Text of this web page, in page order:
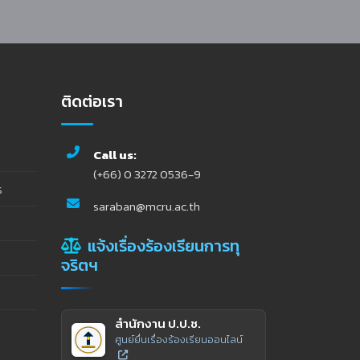
ติดต่อเรา
Call us:
(+66) 0 3272 0536-9
saraban@mcru.ac.th
แจ้งเรื่องร้องเรียนการทุ
จริตฯ
สำนักงาน ป.ป.ช.
ศูนย์ยื่นเรื่องร้องเรียนออนไลน์